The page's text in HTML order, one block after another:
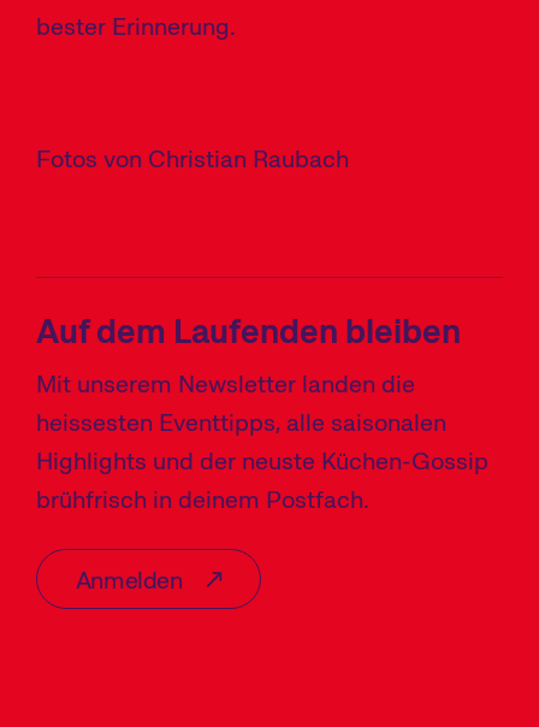
bester Erinnerung.
Fotos von Christian Raubach
Auf dem Laufenden bleiben
Mit unserem Newsletter landen die
heissesten Eventtipps, alle saisonalen
Highlights und der neuste Küchen-Gossip
brühfrisch in deinem Postfach.
Anmelden